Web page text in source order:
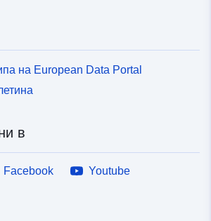
на European Data Portal
в
Facebook
Youtube